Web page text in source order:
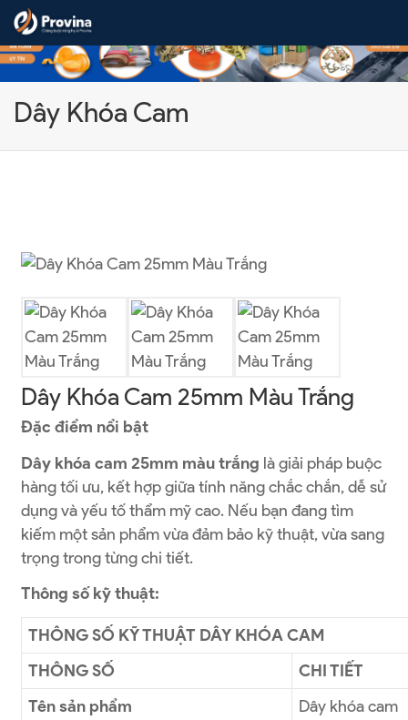
Skip to content
Dây Khóa Cam
Dây Khóa Cam 25mm Màu Trắng
Đặc điểm nổi bật
Dây khóa cam 25mm màu trắng là giải pháp buộc
hàng tối ưu, kết hợp giữa tính năng chắc chắn, dễ sử
dụng và yếu tố thẩm mỹ cao. Nếu bạn đang tìm
kiếm một sản phẩm vừa đảm bảo kỹ thuật, vừa sang
trọng trong từng chi tiết.
Thông số kỹ thuật:
THÔNG SỐ KỸ THUẬT DÂY KHÓA CAM
THÔNG SỐ
CHI TIẾT
Tên sản phẩm
Dây khóa cam